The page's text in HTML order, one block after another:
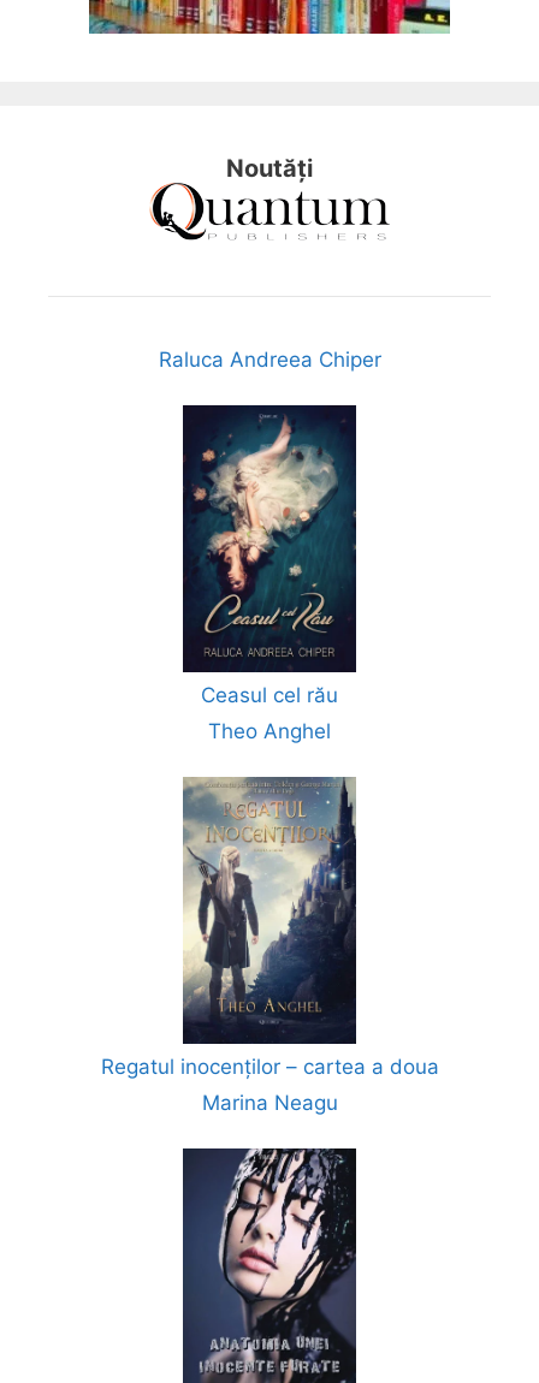
Noutăți
Raluca Andreea Chiper
Ceasul cel rău
Theo Anghel
Regatul inocenților – cartea a doua
Marina Neagu